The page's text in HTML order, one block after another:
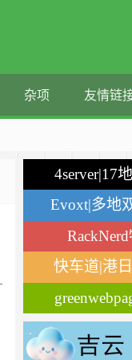
杂项 友情链
4server|17
Evoxt|多地
快车道|港